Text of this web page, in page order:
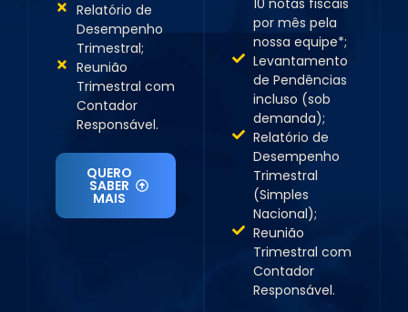
Relatório de
Desempenho
Trimestral;
Reunião
Trimestral com
Contador
Responsável.
QUERO
SABER
MAIS
por mês pela
nossa equipe*;
Levantamento
de Pendências
incluso (sob
demanda);
Relatório de
Desempenho
Trimestral
(Simples
Nacional);
Reunião
Trimestral com
Contador
Responsável.